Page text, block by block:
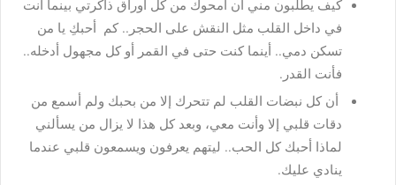
كيف يطلبون مني أن أمحوك من كل أوراق ذاكرتي بينما أنت
في داخل القلب مثل النقش على الحجر.. كم أحبكِ يا من
تسكن دمي.. أينما كنت حتى في القمر أو كل مجهول أدخله..
فأنت القدر.
أن كل نبضات القلب لم تتحرك إلا من بحبك ولم أسمع من
دقات قلبي إلا وأنت معي، وبعد كل هذا لا يزال من يسألني
لماذا أحبك كل الحب.. ليتهم يعرفون ويسمعون قلبي عندما
ينادي عليك.